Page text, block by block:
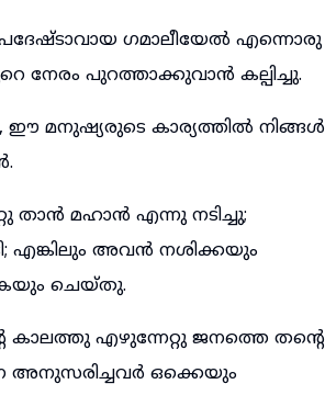
ഗമാലീയേൽ എന്നൊരു
നേരം പുറത്താക്കുവാൻ കല്പിച്ചു.
മനുഷ്യരുടെ കാര്യത്തിൽ നിങ്ങൾ
മഹാൻ എന്നു നടിച്ചു;
അവൻ നശിക്കയും
ചെയ്തു.
കാലത്തു എഴുന്നേറ്റു ജനത്തെ തന്റെ
അനുസരിച്ചവർ ഒക്കെയും